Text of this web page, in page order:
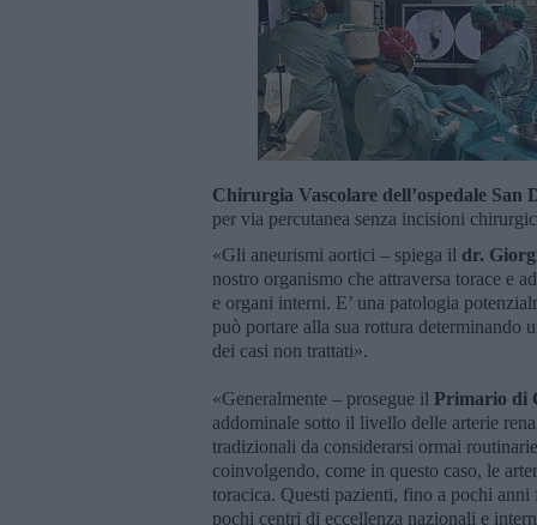
Chirurgia Vascolare dell’ospedale San
per via percutanea senza incisioni
«Gli aneurismi aortici – spiega il dr.
nostro organismo che attraversa torace e
e organi interni. E’ una patologia
può portare alla sua rottura determinando
dei casi non trattati».
«Generalmente – prosegue il Primario di
addominale sotto il livello delle arterie
tradizionali da considerarsi ormai
coinvolgendo, come in questo caso, le
toracica. Questi pazienti, fino a pochi
pochi centri di eccellenza nazionali e